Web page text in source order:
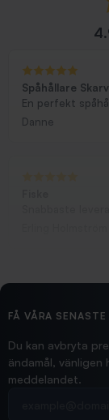
Spåhållare
En perfekt
Danne
Hittade exakt
FÅ VÅRA
Du kan avbryta
ändamål,
meddelandet.